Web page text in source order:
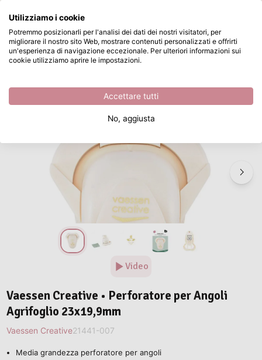
Passa al contenuto principale
Disponibile da magazzino Vaessen Creative • Perforatore per Angoli Agrifoglio 23x19,9mm
/ Natale /
Video
Vaessen Creative • Perforatore per Angoli
Agrifoglio 23x19,9mm
Vaessen Creative21441-007
Media grandezza perforatore per angoli
Cosa stai cercando?
Utilizziamo i cookie
Potremmo posizionarli per l'analisi dei dati dei nostri visitatori, per
migliorare il nostro sito Web, mostrare contenuti personalizzati e offrirti
un'esperienza di navigazione eccezionale. Per ulteriori informazioni sui
cookie utilizziamo aprire le impostazioni.
Accettare tutti
No, aggiusta